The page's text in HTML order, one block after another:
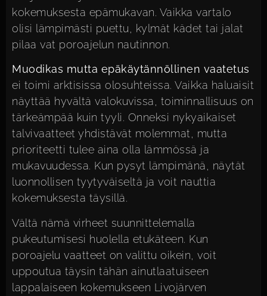
kokemuksesta epämukavan. Vaikka vartalo
olisi lämpimästi puettu, kylmät kädet tai jalat
pilaa vat poroajelun nautinnon.
Muodikas mutta epäkäytännöllinen vaatetus
ei toimi arktisissa olosuhteissa. Vaikka haluaisit
näyttää hyvältä valokuvissa, toiminnallisuus on
tärkeämpää kuin tyyli. Onneksi nykyaikaiset
talvivaatteet yhdistävät molemmat, mutta
prioriteetti tulee aina olla lämmössä ja
mukavuudessa. Kun pysyt lämpimänä, näytät
luonnollisen tyytyväiseltä ja voit nauttia
kokemuksesta täysillä.
Vältä nämä virheet suunnittelemalla
pukeutumisesi huolella etukäteen. Kun
poroajelu vaatteet on valittu oikein, voit
uppoutua täysin tähän ainutlaatuiseen
lappalaiseen kokemukseen Livojärven